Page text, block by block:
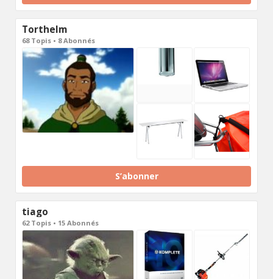
Torthelm
68 Topis • 8 Abonnés
S’abonner
tiago
62 Topis • 15 Abonnés